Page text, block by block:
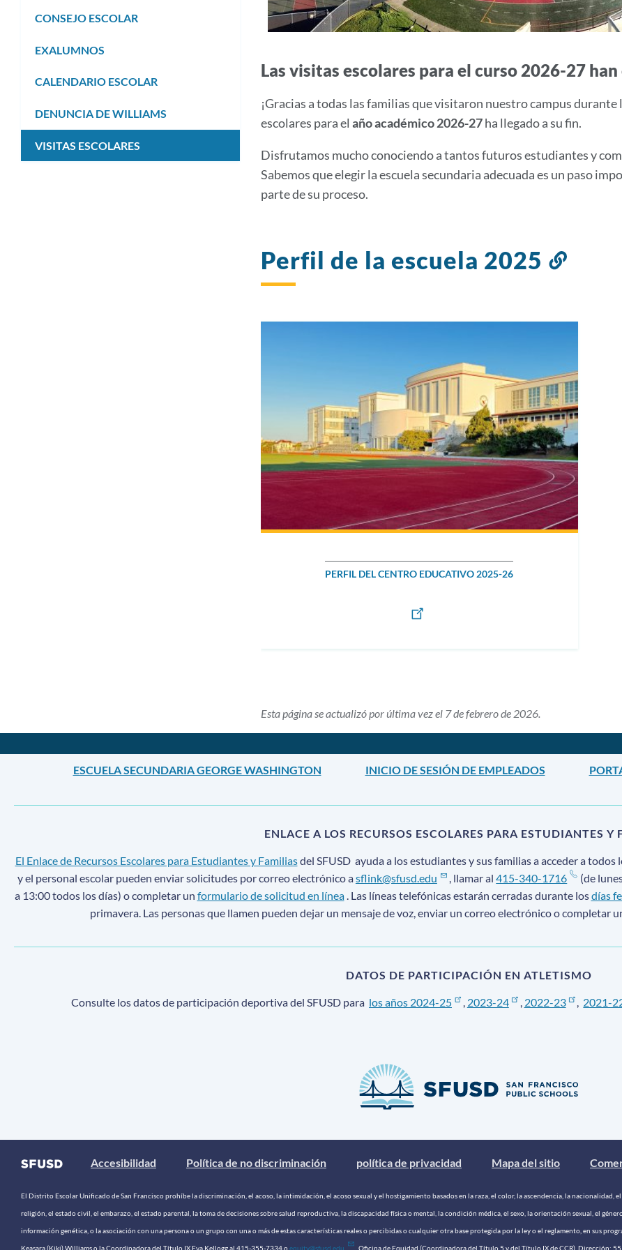
Las visitas escolares para el curso 2026-27
¡Gracias a todas las familias que visitaron nuestro campus
escolares para el año académico 2026-27ha llegado a su fin.
Disfrutamos mucho conociendo a tantos futuros estudiantes y
Sabemos que elegir la escuela secundaria adecuada es un paso
parte de su proceso.
Perfil de la escuela 2025
Enlace
PERFIL DEL CENTRO EDUCATIVO 2025-26
Esta página se actualizó por última vez el 7 de febrero de 2026.
submenú
CONSEJO ESCOLAR
EXALUMNOS
CALENDARIO ESCOLAR
DENUNCIA DE WILLIAMS
VISITAS ESCOLARES
ESCUELA SECUNDARIA GEORGE WASHINGTON INICIO DE SESIÓN DE EMPLEADOS
ENLACE A LOS RECURSOS ESCOLARES PARA ESTUDIANTES Y
El Enlace de Recursos Escolares para Estudiantes y Familiasdel SFUSD ayuda a los estudiantes y sus familias a acceder a
y el personal escolar pueden enviar solicitudes por correo electrónico asflink@sfusd.edu , llamar al415-340-1716
(de
a 13:00 todos los días) o completar un formulario de solicitud en línea. Las líneas telefónicas estarán cerradas durante losdías
primavera. Las personas que llamen pueden dejar un mensaje de voz, enviar un correo electrónico o
DATOS DE PARTICIPACIÓN EN ATLETISMO
Consulte los datos de participación deportiva del SFUSD para los años 2024-25 , 2023-24 , 2022-23 , 2021-
Accesibilidad Política de no discriminación política de privacidad Mapa del sitio
El Distrito Escolar Unificado de San Francisco prohíbe la discriminación, el acoso, la intimidación, el acoso sexual y el hostigamiento basados ​​en la raza, el color, la ascendencia, la
religión, el estado civil, el embarazo, el estado parental, la toma de decisiones sobre salud reproductiva, la discapacidad física o mental, la condición médica, el sexo, la orientación sexual, el
información genética, o la asociación con una persona o un grupo con una o más de estas características reales o percibidas o cualquier otra base protegida por la ley o el reglamento, en sus
Keasara (Kiki) Williams o la Coordinadora del Título IX Eva Kellogg al 415-355-7334 oequity@sfusd.edu . Oficina de Equidad (Coordinadora del Título 5 y del Título IX de CCR). Dirección: